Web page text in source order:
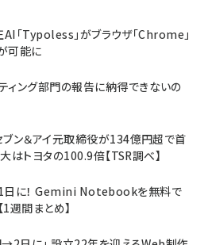
「Typoless」がブラウザ「Chrome」
可能に
ィング部門の報告に納得できないの
ブン＆アイ元取締役が134億円超で首
はトヨタの100.9倍【TSR調べ】
日に！ Gemini Notebookを無料で
週間まとめ】